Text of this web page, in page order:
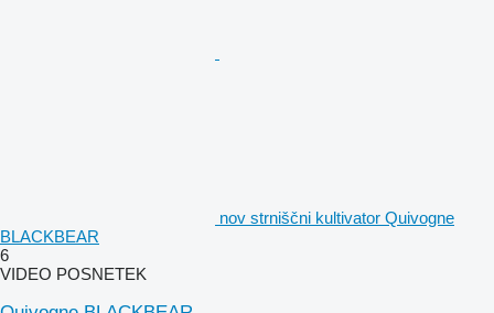
nov strniščni kultivator Quivogne
BLACKBEAR
6
VIDEO POSNETEK